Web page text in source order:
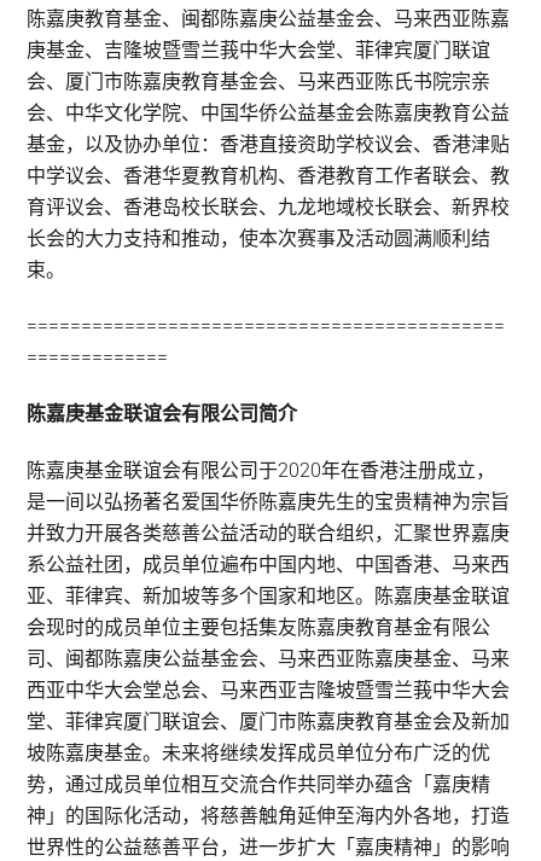
陈嘉庚教育基金、闽都陈嘉庚公益基金会、马来西亚陈嘉
庚基金、吉隆坡暨雪兰莪中华大会堂、菲律宾厦门联谊
会、厦门市陈嘉庚教育基金会、马来西亚陈氏书院宗亲
会、中华文化学院、中国华侨公益基金会陈嘉庚教育公益
基金，以及协办单位：香港直接资助学校议会、香港津贴
中学议会、香港华夏教育机构、香港教育工作者联会、教
育评议会、香港岛校长联会、九龙地域校长联会、新界校
长会的大力支持和推动，使本次赛事及活动圆满顺利结
束。
============================================
=============
陈嘉庚基金联谊会有限公司简介
陈嘉庚基金联谊会有限公司于2020年在香港注册成立，
是一间以弘扬著名爱国华侨陈嘉庚先生的宝贵精神为宗旨
并致力开展各类慈善公益活动的联合组织，汇聚世界嘉庚
系公益社团，成员单位遍布中国内地、中国香港、马来西
亚、菲律宾、新加坡等多个国家和地区。陈嘉庚基金联谊
会现时的成员单位主要包括集友陈嘉庚教育基金有限公
司、闽都陈嘉庚公益基金会、马来西亚陈嘉庚基金、马来
西亚中华大会堂总会、马来西亚吉隆坡暨雪兰莪中华大会
堂、菲律宾厦门联谊会、厦门市陈嘉庚教育基金会及新加
坡陈嘉庚基金。未来将继续发挥成员单位分布广泛的优
势，通过成员单位相互交流合作共同举办蕴含「嘉庚精
神」的国际化活动，将慈善触角延伸至海内外各地，打造
世界性的公益慈善平台，进一步扩大「嘉庚精神」的影响